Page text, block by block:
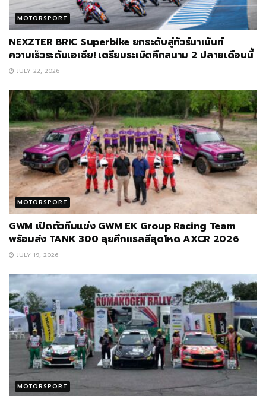
MOTORSPORT
NEXZTER BRIC Superbike ยกระดับสู่ทัวร์นาเม้นท์
ความเร็วระดับเอเชีย! เตรียมระเบิดศึกสนาม 2 ปลายเดือนนี้
JULY 22, 2026
MOTORSPORT
GWM เปิดตัวทีมแข่ง GWM EK Group Racing Team
พร้อมส่ง TANK 300 ลุยศึกแรลลีสุดโหด AXCR 2026
JULY 19, 2026
MOTORSPORT